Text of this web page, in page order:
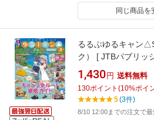
同じ商品を
るるぶゆるキャン
ク） [ JTBパブリッ
1,430 円 送料無料
130ポイント (10%ポイ
5(3件)
8/10 12:00までの注文で